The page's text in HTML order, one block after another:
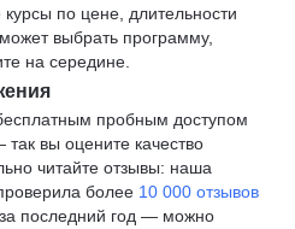
курсы по цене, длительности
выбрать программу,
на середине.
пробным доступом
вы оцените качество
читайте отзывы: наша
более 10 000 отзывов
за последний год — можно